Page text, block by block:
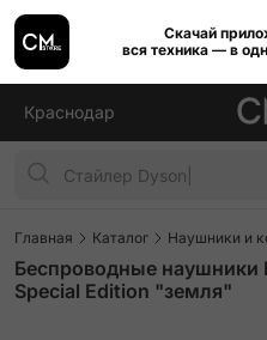
Скачай
вся техника — в
Краснодар
Главная Каталог Наушники и
Беспроводные наушники
Special Edition "земля"